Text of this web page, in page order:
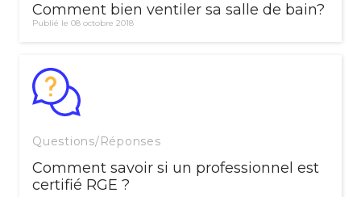
Comment bien ventiler sa salle de bain?
Publié le 08 octobre 2018
Questions/Réponses
Comment savoir si un professionnel est
certifié RGE ?